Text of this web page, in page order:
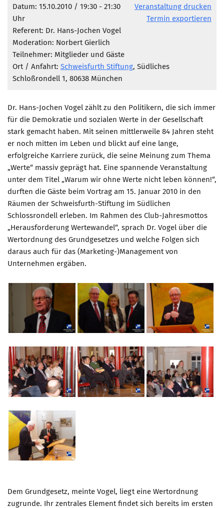
Marketing Pioniere
Münchner Marketingpreis
Mentoring
MARKETING PIONIERE
Marketing Pioniere im BVMC
CLUB-KOMMUNIKATION
Clubmagazin
MCM Club TV
MITGLIEDSCHAFT
Mitglied werden
PODCAST
KONTAKT
Veranstaltung drucken
Termin exportieren
Datum: 15.10.2010 / 19:30 - 21:30
Uhr
Referent: Dr. Hans-Jochen Vogel
Moderation: Norbert Gierlich
Teilnehmer: Mitglieder und Gäste
Ort / Anfahrt: Schweisfurth Stiftung, Südliches
Schloßrondell 1, 80638 München
Dr. Hans-Jochen Vogel zählt zu den Politikern, die sich immer
für die Demokratie und sozialen Werte in der Gesellschaft
stark gemacht haben. Mit seinen mittlerweile 84 Jahren steht
er noch mitten im Leben und blickt auf eine lange,
erfolgreiche Karriere zurück, die seine Meinung zum Thema
„Werte“ massiv geprägt hat. Eine spannende Veranstaltung
unter dem Titel „Warum wir ohne Werte nicht leben können!“,
durften die Gäste beim Vortrag am 15. Januar 2010 in den
Räumen der Schweisfurth-Stiftung im Südlichen
Schlossrondell erleben. Im Rahmen des Club-Jahresmottos
„Herausforderung Wertewandel“, sprach Dr. Vogel über die
Wertordnung des Grundgesetzes und welche Folgen sich
daraus auch für das (Marketing-)Management von
Unternehmen ergäben.
Dem Grundgesetz, meinte Vogel, liegt eine Wertordnung
zugrunde. Ihr zentrales Element findet sich bereits im ersten